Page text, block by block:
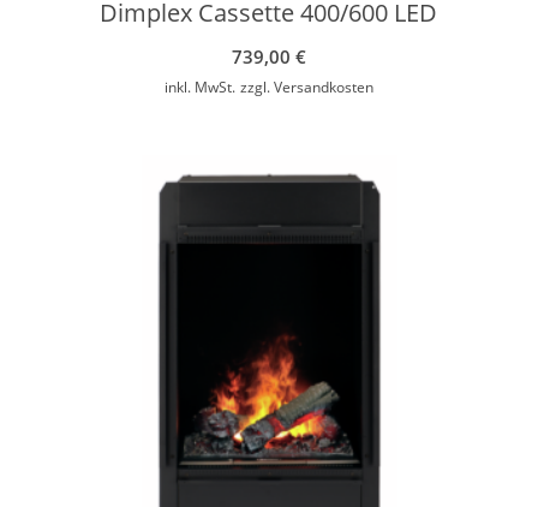
Dimplex Cassette 400/600 LED
739,00 €
inkl. MwSt. zzgl.Versandkosten